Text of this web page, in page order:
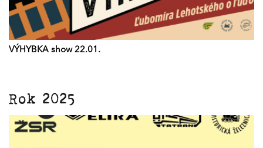
VÝHYBKA show 22.01.
Rok 2025